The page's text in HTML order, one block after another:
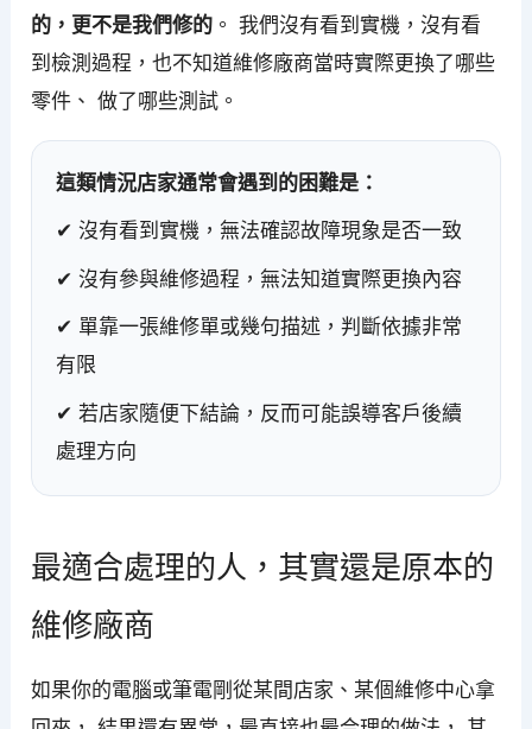
的，更不是我們修的 。 我們沒有看到實機，沒有看
到檢測過程，也不知道維修廠商當時實際更換了哪些
零件、 做了哪些測試。
這類情況店家通常會遇到的困難是：
✔ 沒有看到實機，無法確認故障現象是否一致
✔ 沒有參與維修過程，無法知道實際更換內容
✔ 單靠一張維修單或幾句描述，判斷依據非常
有限
✔ 若店家隨便下結論，反而可能誤導客戶後續
處理方向
最適合處理的人，其實還是原本的
維修廠商
如果你的電腦或筆電剛從某間店家、某個維修中心拿